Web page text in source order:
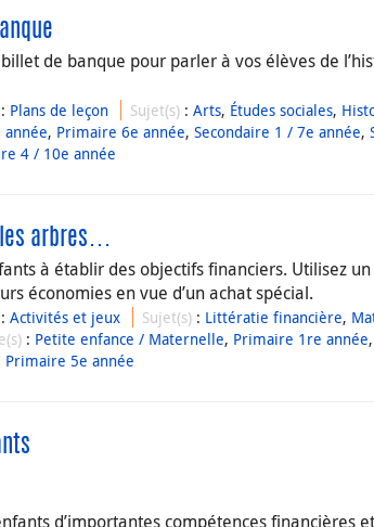
billet de banque pour parler à vos élèves de
: Plans de leçon Sujet(s) :Arts, Études sociales,
, Primaire 6e année, Secondaire 1 / 7e année,
4 / 10e année
les arbres…
à établir des objectifs financiers. Utilisez
économies en vue d’un achat spécial.
: Activités et jeux Sujet(s) : Littératie financière,
: Petite enfance / Maternelle, Primaire 1re année,
Primaire 5e année
d’importantes compétences financières